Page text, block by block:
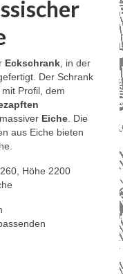
Eckschrank , in der
Der Schrank
Profil, dem
Eiche . Die
aus Eiche bieten
Höhe 2200